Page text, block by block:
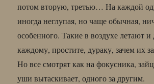
потом вторую, третью… На каждой
иногда неглупая, но чаще обычная,
особенного. Такие в воздухе летают
каждому, простите, дураку, зачем их
Но все смотрят как на фокусника,
уши вытаскивает, одного за другим.